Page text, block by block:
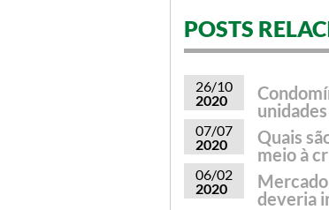
POSTS
26/10
2020
07/07
2020
Quais
meio à
06/02
2020
deveria